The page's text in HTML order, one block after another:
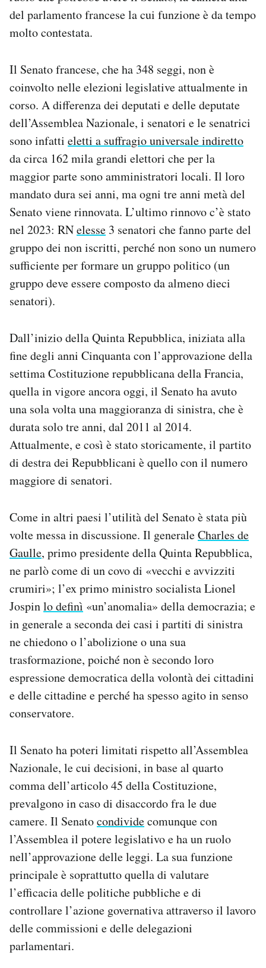
del parlamento francese la cui funzione è da tempo
molto contestata.
Il Senato francese, che ha 348 seggi, non è
coinvolto nelle elezioni legislative attualmente in
corso. A differenza dei deputati e delle deputate
dell’Assemblea Nazionale, i senatori e le senatrici
sono infatti eletti a suffragio universale indiretto
da circa 162 mila grandi elettori che per la
maggior parte sono amministratori locali. Il loro
mandato dura sei anni, ma ogni tre anni metà del
Senato viene rinnovata. L’ultimo rinnovo c’è stato
nel 2023: RNelesse 3 senatori che fanno parte del
gruppo dei non iscritti, perché non sono un numero
sufficiente per formare un gruppo politico (un
gruppo deve essere composto da almeno dieci
senatori).
Dall’inizio della Quinta Repubblica, iniziata alla
fine degli anni Cinquanta con l’approvazione della
settima Costituzione repubblicana della Francia,
quella in vigore ancora oggi, il Senato ha avuto
una sola volta una maggioranza di sinistra, che è
durata solo tre anni, dal 2011 al 2014.
Attualmente, e così è stato storicamente, il partito
di destra dei Repubblicani è quello con il numero
maggiore di senatori.
Come in altri paesi l’utilità del Senato è stata più
volte messa in discussione. Il generaleCharles de
Gaulle, primo presidente della Quinta Repubblica,
ne parlò come di un covo di «vecchi e avvizziti
crumiri»; l’ex primo ministro socialista Lionel
Jospinlo definì «un’anomalia» della democrazia; e
in generale a seconda dei casi i partiti di sinistra
ne chiedono o l’abolizione o una sua
trasformazione, poiché non è secondo loro
espressione democratica della volontà dei cittadini
e delle cittadine e perché ha spesso agito in senso
conservatore.
Il Senato ha poteri limitati rispetto all’Assemblea
Nazionale, le cui decisioni, in base al quarto
comma dell’articolo 45 della Costituzione,
prevalgono in caso di disaccordo fra le due
camere. Il Senatocondividecomunque con
l’Assemblea il potere legislativo e ha un ruolo
nell’approvazione delle leggi. La sua funzione
principale è soprattutto quella di valutare
l’efficacia delle politiche pubbliche e di
controllare l’azione governativa attraverso il lavoro
delle commissioni e delle delegazioni
parlamentari.